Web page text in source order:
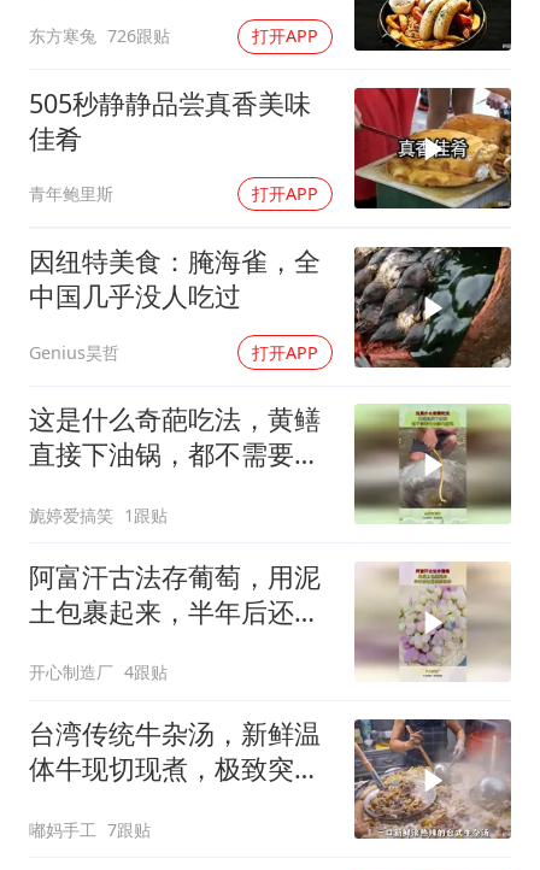
东方寒兔 726跟贴 打开APP
505秒静静品尝真香美味
佳肴
青年鲍里斯 打开APP
因纽特美食：腌海雀，全
中国几乎没人吃过
Genius昊哲 打开APP
这是什么奇葩吃法，黄鳝
直接下油锅，都不需要先
旎婷爱搞笑 1跟贴
阿富汗古法存葡萄，用泥
土包裹起来，半年后还是
开心制造厂 4跟贴
台湾传统牛杂汤，新鲜温
体牛现切现煮，极致突出
嘟妈手工 7跟贴